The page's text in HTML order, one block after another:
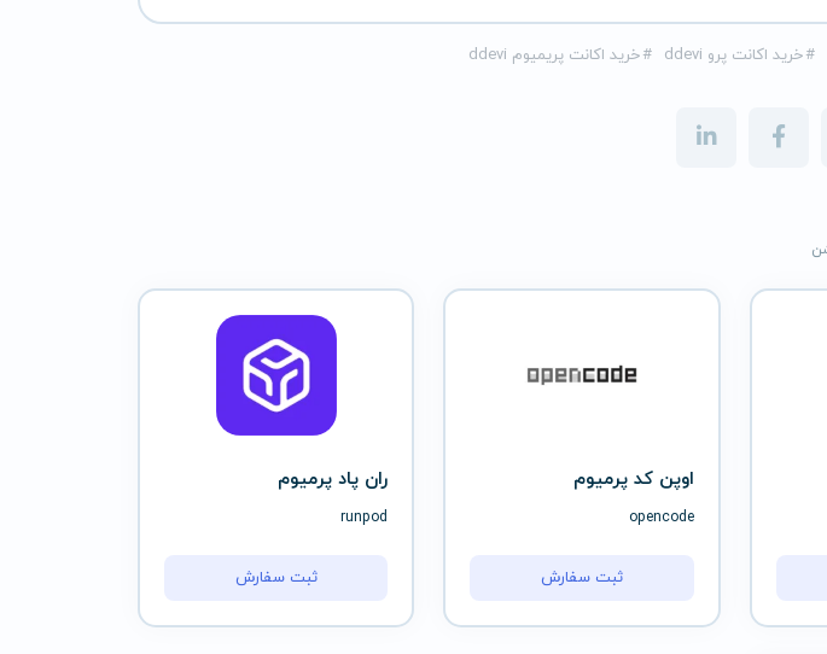
#خرید اکانت پرو ddevi #خرید اکانت پریمیوم ddevi
اوپن کد پرمیوم
opencode
ثبت سفارش
ران پاد پرمیوم
runpod
ثبت سفارش